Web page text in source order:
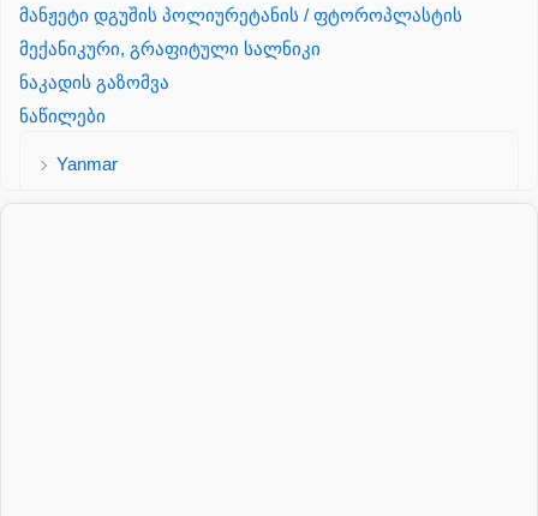
მანჟეტი დგუშის პოლიურეტანის / ფტოროპლასტის
მექანიკური, გრაფიტული სალნიკი
ნაკადის გაზომვა
ნაწილები
Yanmar